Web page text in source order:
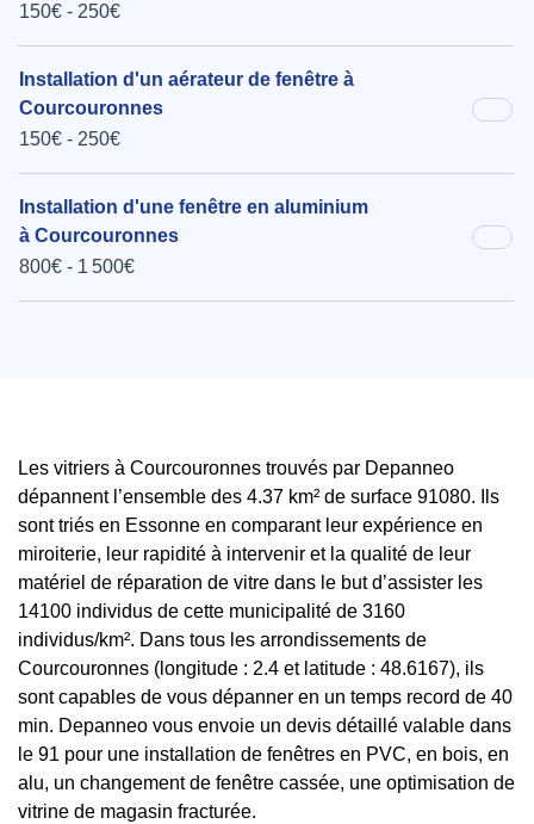
150€ - 250€
Installation d'un aérateur de fenêtre à
Courcouronnes
150€ - 250€
Installation d'une fenêtre en aluminium
à Courcouronnes
800€ - 1 500€
Les vitriers à Courcouronnes trouvés par Depanneo
dépannent l’ensemble des 4.37 km² de surface 91080. Ils
sont triés en Essonne en comparant leur expérience en
miroiterie, leur rapidité à intervenir et la qualité de leur
matériel de réparation de vitre dans le but d’assister les
14100 individus de cette municipalité de 3160
individus/km². Dans tous les arrondissements de
Courcouronnes (longitude : 2.4 et latitude : 48.6167), ils
sont capables de vous dépanner en un temps record de 40
min. Depanneo vous envoie un devis détaillé valable dans
le 91 pour une installation de fenêtres en PVC, en bois, en
alu, un changement de fenêtre cassée, une optimisation de
vitrine de magasin fracturée.